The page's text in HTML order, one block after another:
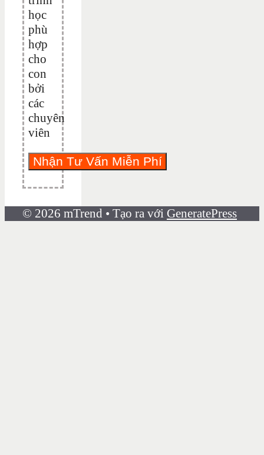
học
phù
hợp
cho
con
bởi
các
chuyên
viên
© 2026 mTrend • Tạo ra với GeneratePress